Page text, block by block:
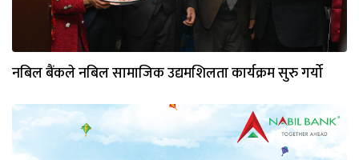
नबिल बैंकले नबिल सामाजिक उद्यमशिलता कार्यक्रम सुरु गर्यो